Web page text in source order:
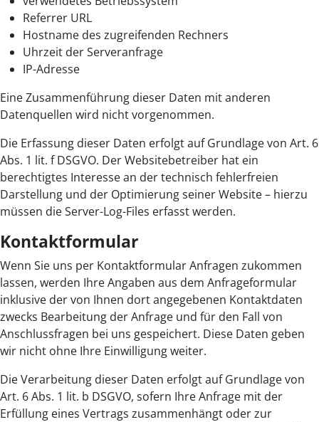
Referrer URL
Hostname des zugreifenden Rechners
Uhrzeit der Serveranfrage
IP-Adresse
Eine Zusammenführung dieser Daten mit anderen
Datenquellen wird nicht vorgenommen.
Die Erfassung dieser Daten erfolgt auf Grundlage von Art. 6
Abs. 1 lit. f DSGVO. Der Websitebetreiber hat ein
berechtigtes Interesse an der technisch fehlerfreien
Darstellung und der Optimierung seiner Website – hierzu
müssen die Server-Log-Files erfasst werden.
Kontaktformular
Wenn Sie uns per Kontaktformular Anfragen zukommen
lassen, werden Ihre Angaben aus dem Anfrageformular
inklusive der von Ihnen dort angegebenen Kontaktdaten
zwecks Bearbeitung der Anfrage und für den Fall von
Anschlussfragen bei uns gespeichert. Diese Daten geben
wir nicht ohne Ihre Einwilligung weiter.
Die Verarbeitung dieser Daten erfolgt auf Grundlage von
Art. 6 Abs. 1 lit. b DSGVO, sofern Ihre Anfrage mit der
Erfüllung eines Vertrags zusammenhängt oder zur